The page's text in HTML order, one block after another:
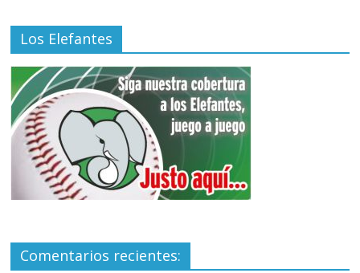
Los Elefantes
Comentarios recientes: